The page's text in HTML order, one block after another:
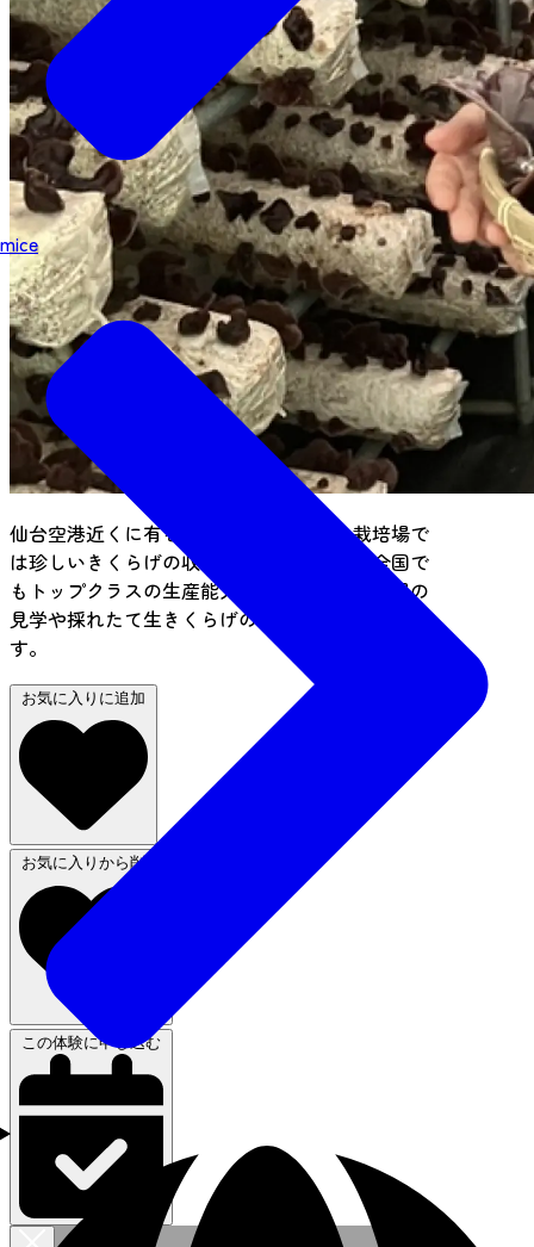
mice
仙台空港近くに有るオーガニックきのこ栽培場で
は珍しいきくらげの収穫体験ができます。全国で
もトップクラスの生産能力がある大きい栽培場の
見学や採れたて生きくらげの試食なども楽しめま
す。
お気に入りに追加
お気に入りから削除
この体験に申し込む